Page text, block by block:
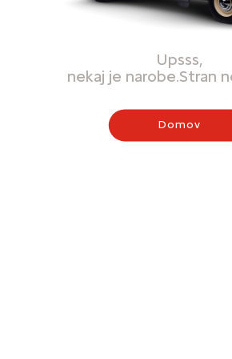
Upsss,
nekaj je narobe.Stran
Domov